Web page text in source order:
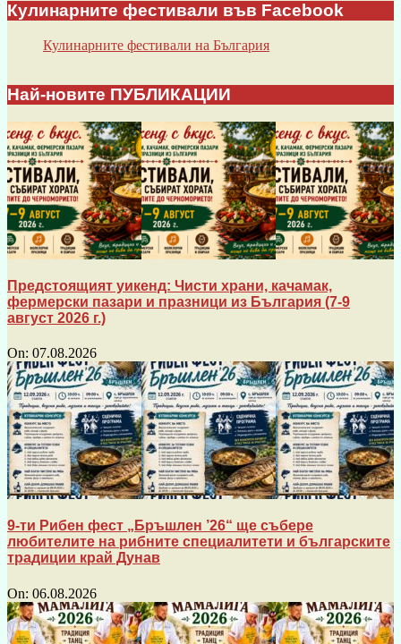
Кулинарните фестивали във Facebook
Кулинарните фестивали на България
Най-новите ПУБЛИКАЦИИ
Предстоящият уикенд: Чисти храни, качамак,
фермерски пазари и празници из България (7-9
август 2026 г.)
On: 07.08.2026
9-ти Рибен фест „Бръшлен ’26“ ще събере
любителите на рибните специалитети и българските
традиции край Дунав
On: 06.08.2026